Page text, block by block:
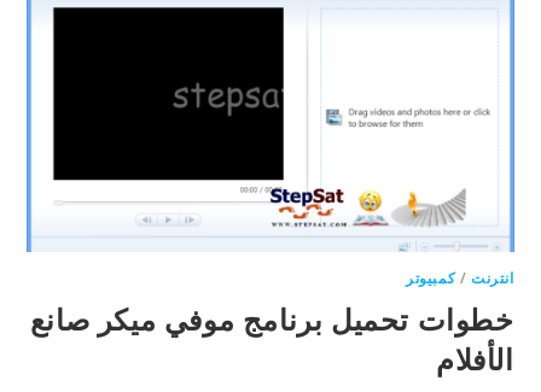
انترنت /كمبيوتر
خطوات تحميل برنامج موفي ميكر صانع
الأفلام